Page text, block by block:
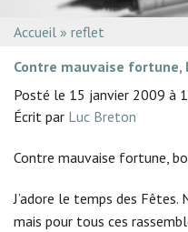
Accueil » reflet
Contre mauvaise fortune,
Posté le 15 janvier 2009 à
Écrit par Luc Breton
Contre mauvaise fortune,
J’adore le temps des
mais pour tous ces